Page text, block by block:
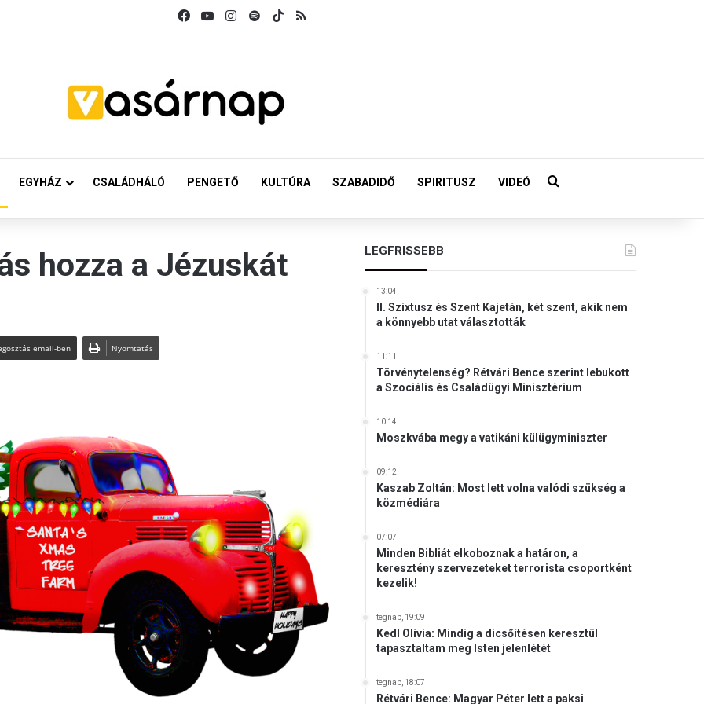
FacebookYouTubeInstagram
SpotifyTikTok
EGYHÁZ CSALÁDHÁLÓ PENGETŐ KULTÚRA SZABADIDŐ SPIRITUSZ VIDEÓ Keresés:
hozza a Jézuskát
email-ben Nyomtatás
LEGFRISSEBB
13:04
II. Szixtusz és Szent Kajetán, két szent, akik nem
a könnyebb utat választották
11:11
Törvénytelenség? Rétvári Bence szerint lebukott
a Szociális és Családügyi Minisztérium
10:14
Moszkvába megy a vatikáni külügyminiszter
09:12
Kaszab Zoltán: Most lett volna valódi szükség a
közmédiára
07:07
Minden Bibliát elkoboznak a határon, a
keresztény szervezeteket terrorista csoportként
kezelik!
tegnap, 19:09
Kedl Olívia: Mindig a dicsőítésen keresztül
tapasztaltam meg Isten jelenlétét
tegnap, 18:07
Rétvári Bence: Magyar Péter lett a paksi